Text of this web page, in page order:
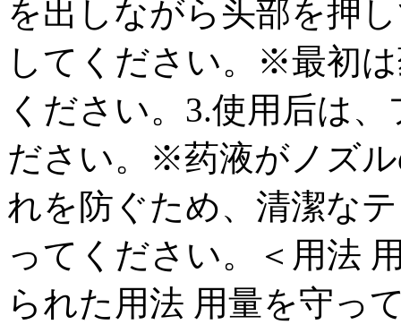
を出しながら头部を押
してください。※最初
ください。3.使用后は
ださい。※药液がノズ
れを防ぐため、清潔な
ってください。＜用法
られた用法 用量を守っ